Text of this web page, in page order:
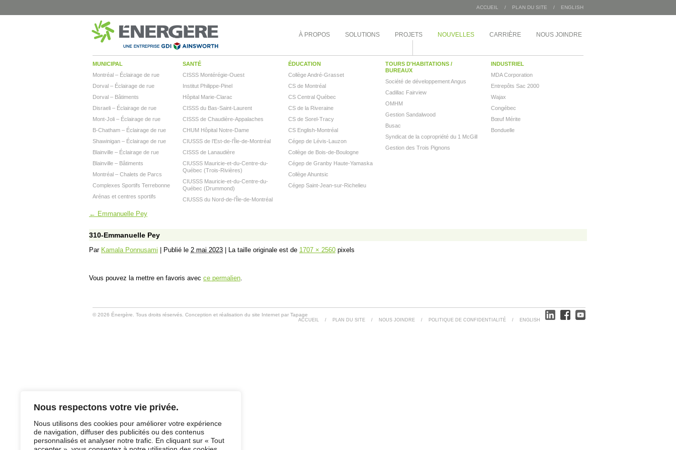
Nous respectons votre vie privée.
Nous utilisons des cookies pour améliorer votre expérience
de navigation, diffuser des publicités ou des contenus
personnalisés et analyser notre trafic. En cliquant sur « Tout
ACCUEIL / PLAN DU SITE / ENGLISH
À PROPOS SOLUTIONS PROJETS NOUVELLES CARRIÈRE NOUS JOINDRE
MUNICIPAL
Montréal – Éclairage de rue
Dorval – Éclairage de rue
Dorval – Bâtiments
Disraeli – Éclairage de rue
Mont-Joli – Éclairage de rue
B-Chatham – Éclairage de rue
Shawinigan – Éclairage de rue
Blainville – Éclairage de rue
Blainville – Bâtiments
Montréal – Chalets de Parcs
Complexes Sportifs Terrebonne
Arénas et centres sportifs
SANTÉ
CISSS Montérégie-Ouest
Institut Philippe-Pinel
Hôpital Marie-Clarac
CISSS du Bas-Saint-Laurent
CISSS de Chaudière-Appalaches
CHUM Hôpital Notre-Dame
CIUSSS de l’Est-de-l’Île-de-Montréal
CISSS de Lanaudière
CIUSSS Mauricie-et-du-Centre-du-
Québec (Trois-Rivières)
CIUSSS Mauricie-et-du-Centre-du-
Québec (Drummond)
CIUSSS du Nord-de-l’Île-de-Montréal
ÉDUCATION
Collège André-Grasset
CS de Montréal
CS Central Québec
CS de la Riveraine
CS de Sorel-Tracy
CS English-Montréal
Cégep de Lévis-Lauzon
Collège de Bois-de-Boulogne
Cégep de Granby Haute-Yamaska
Collège Ahuntsic
Cégep Saint-Jean-sur-Richelieu
TOURS D'HABITATIONS /
BUREAUX
Société de développement Angus
Cadillac Fairview
OMHM
Gestion Sandalwood
Busac
Syndicat de la copropriété du 1 McGill
Gestion des Trois Pignons
INDUSTRIEL
MDA Corporation
Entrepôts Sac 2000
Wajax
Congébec
Bœuf Mérite
Bonduelle
← Emmanuelle Pey
310-Emmanuelle Pey
Par Kamala Ponnusami Publié le 2 mai 2023 La taille originale est de 1707 × 2560 pixels
Vous pouvez la mettre en favoris avec ce permalien.
© 2026 Énergère. Tous droits réservés. Conception et réalisation du site Internet par Tapage
ACCUEIL / PLAN DU SITE / NOUS JOINDRE / POLITIQUE DE CONFIDENTIALITÉ / ENGLISH